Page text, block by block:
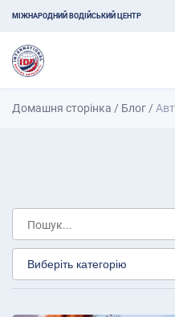
МІЖНАРОДНИЙ ВОДІЙСЬКИЙ ЦЕНТР
Домашня сторінка / Блог /